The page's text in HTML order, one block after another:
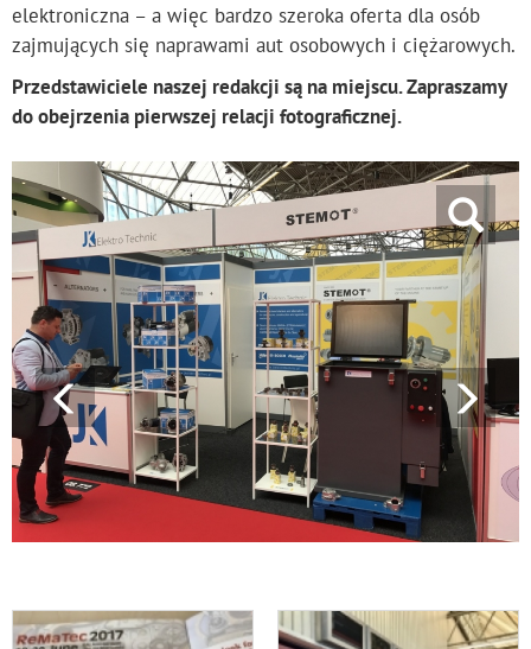
elektroniczna – a więc bardzo szeroka oferta dla osób
zajmujących się naprawami aut osobowych i ciężarowych.
Przedstawiciele naszej redakcji są na miejscu. Zapraszamy
do obejrzenia pierwszej relacji fotograficznej.